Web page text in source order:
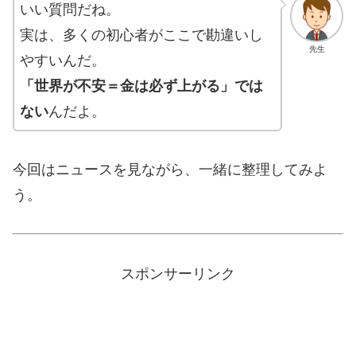
先生
いい質問だね。
実は、多くの初心者がここで勘違いし
やすいんだ。
「世界が不安＝金は必ず上がる」では
ないんだよ。
今回はニュースを見ながら、一緒に整理してみよ
う。
スポンサーリンク